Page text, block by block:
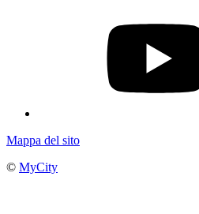
Mappa del sito
© MyCity